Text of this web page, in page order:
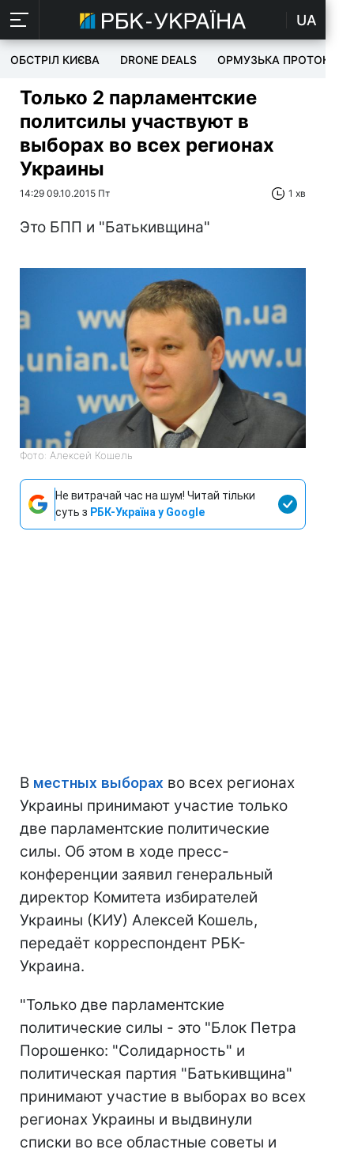
UA
ОБСТРІЛ КИЄВА DRONE DEALS ОРМУЗЬКА ПРОТОКА
Только 2 парламентские
политсилы участвуют в
выборах во всех регионах
Украины
14:29 09.10.2015 Пт 1 хв
Это БПП и "Батькивщина"
Фото: Алексей Кошель
Не витрачай час на шум! Читай тільки
суть з РБК-Україна у Google
В местных выборах во всех регионах
Украины принимают участие только
две парламентские политические
силы. Об этом в ходе пресс-
конференции заявил генеральный
директор Комитета избирателей
Украины (КИУ) Алексей Кошель,
передаёт корреспондент РБК-
Украина.
"Только две парламентские
политические силы - это "Блок Петра
Порошенко: "Солидарность" и
политическая партия "Батькивщина"
принимают участие в выборах во всех
регионах Украины и выдвинули
списки во все областные советы и